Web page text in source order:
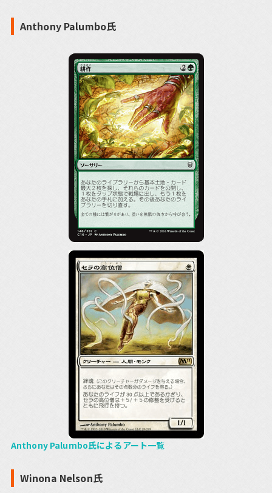
Anthony Palumbo氏
Anthony Palumbo氏によるアート一覧
Winona Nelson氏